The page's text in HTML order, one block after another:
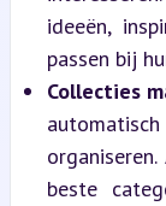
ideeën,
passen bij
Collecties
beste